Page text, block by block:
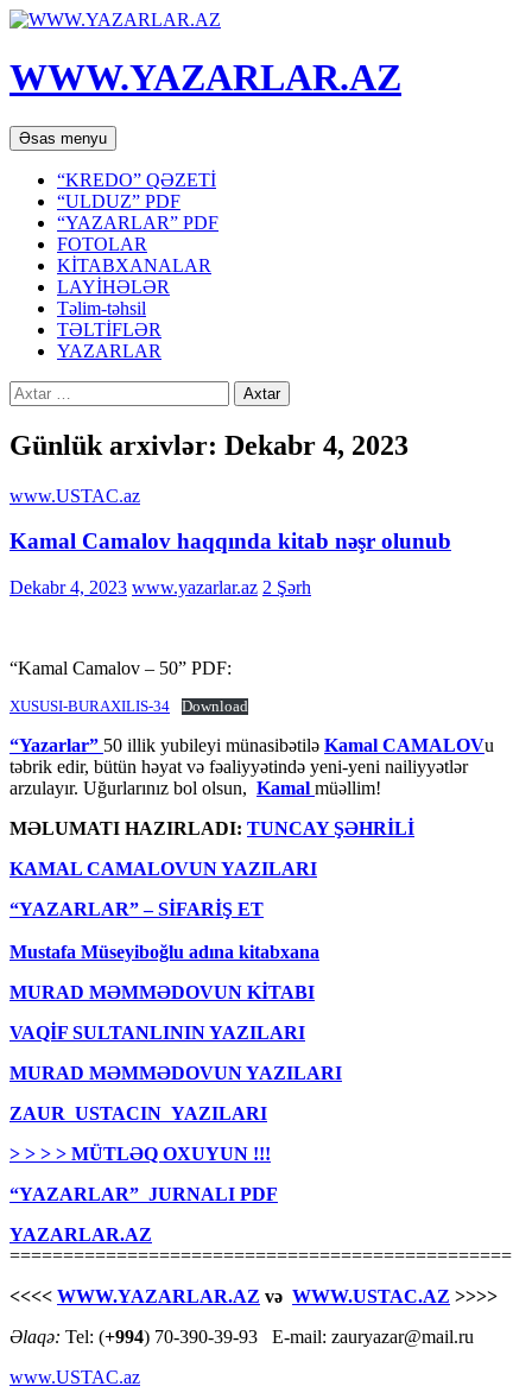
WWW.YAZARLAR.AZ
Axtar
Əsas menyu Mühtəviyyata
keç
“KREDO” QƏZETİ
“ULDUZ” PDF
“YAZARLAR” PDF
FOTOLAR
KİTABXANALAR
LAYİHƏLƏR
Təlim-təhsil
TƏLTİFLƏR
YAZARLAR
Axtarış:
Günlük arxivlər: Dekabr 4, 2023
www.USTAC.az
Kamal Camalov haqqında kitab nəşr olunub
Dekabr 4, 2023 www.yazarlar.az 2 Şərh
“Kamal Camalov – 50” PDF:
XUSUSI-BURAXILIS-34 Download
“Yazarlar” 50 illik yubileyi münasibətilə Kamal CAMALOVu
təbrik edir, bütün həyat və fəaliyyətində yeni-yeni nailiyyətlər
arzulayır. Uğurlarınız bol olsun, Kamal müəllim!
MƏLUMATI HAZIRLADI: TUNCAY ŞƏHRİLİ
KAMAL CAMALOVUN YAZILARI
“YAZARLAR” – SİFARİŞ ET
Mustafa Müseyiboğlu adına kitabxana
MURAD MƏMMƏDOVUN KİTABI
VAQİF SULTANLININ YAZILARI
MURAD MƏMMƏDOVUN YAZILARI
ZAUR USTACIN YAZILARI
> > > > MÜTLƏQ OXUYUN !!!
“YAZARLAR” JURNALI PDF
YAZARLAR.AZ
===============================================
<<<< WWW.YAZARLAR.AZ və WWW.USTAC.AZ >>>>
Əlaqə: Tel: (+994) 70-390-39-93 E-mail: zauryazar@mail.ru
www.USTAC.az